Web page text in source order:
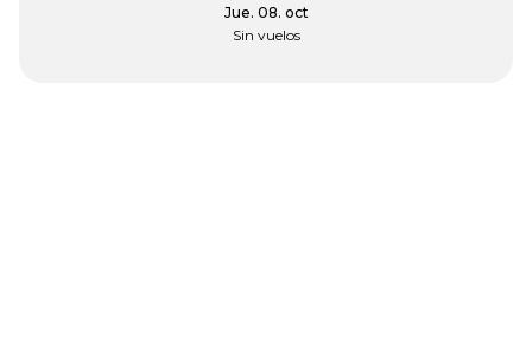
Jue. 08. oct
Sin vuelos